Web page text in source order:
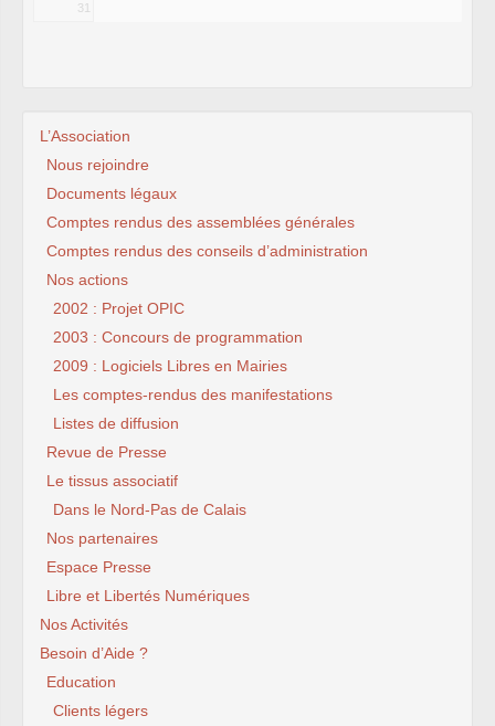
31
L’Association
Nous rejoindre
Documents légaux
Comptes rendus des assemblées générales
Comptes rendus des conseils d’administration
Nos actions
2002 : Projet OPIC
2003 : Concours de programmation
2009 : Logiciels Libres en Mairies
Les comptes-rendus des manifestations
Listes de diffusion
Revue de Presse
Le tissus associatif
Dans le Nord-Pas de Calais
Nos partenaires
Espace Presse
Libre et Libertés Numériques
Nos Activités
Besoin d’Aide ?
Education
Clients légers